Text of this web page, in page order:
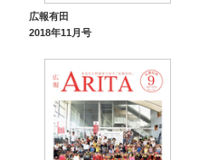
広報有田
2018年11月号